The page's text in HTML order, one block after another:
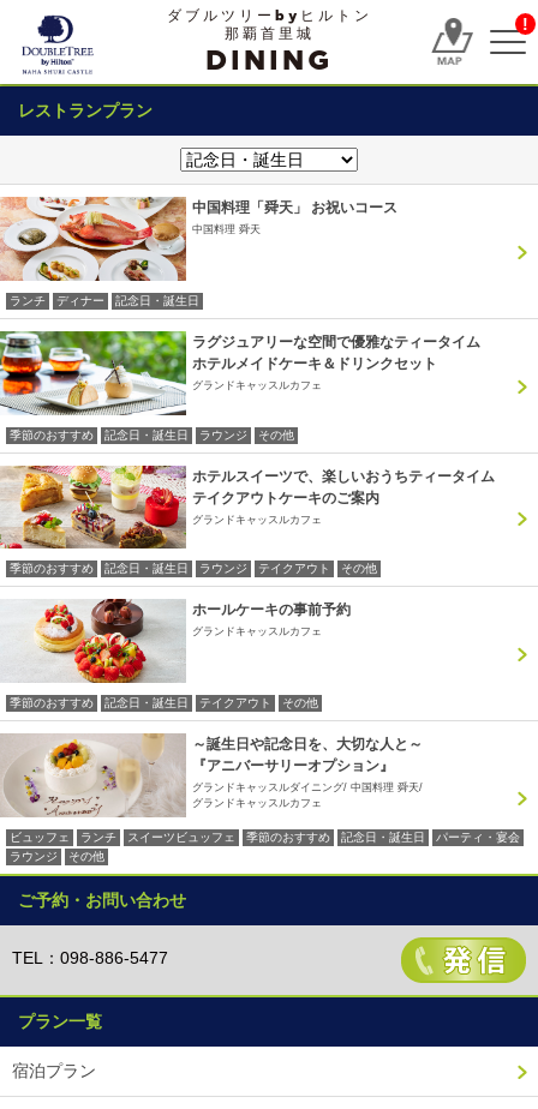
ダブルツリーbyヒルトン
那覇首里城
DINING
!
レストランプラン
中国料理「舜天」 お祝いコース
中国料理 舜天
ランチ ディナー 記念日・誕生日
ラグジュアリーな空間で優雅なティータイム
ホテルメイドケーキ＆ドリンクセット
グランドキャッスルカフェ
季節のおすすめ 記念日・誕生日 ラウンジ その他
ホテルスイーツで、楽しいおうちティータイム
テイクアウトケーキのご案内
グランドキャッスルカフェ
季節のおすすめ 記念日・誕生日 ラウンジ テイクアウト その他
ホールケーキの事前予約
グランドキャッスルカフェ
季節のおすすめ 記念日・誕生日 テイクアウト その他
～誕生日や記念日を、大切な人と～
『アニバーサリーオプション』
グランドキャッスルダイニング 中国料理 舜天
グランドキャッスルカフェ
ビュッフェ ランチ スイーツビュッフェ 季節のおすすめ 記念日・誕生日
パーティ・宴会
ラウンジ
その他
ご予約・お問い合わせ
TEL：098-886-5477
プラン一覧
宿泊プラン